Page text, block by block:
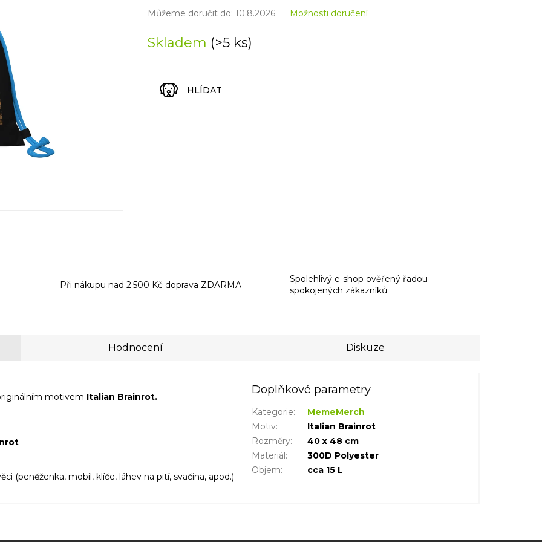
cena:
Skladem (>5 ks)
Můžeme doručit do: 10.8.2026 Možnosti doručení
HLÍDAT
Při nákupu nad 2.500 Kč doprava ZDARMA
Spolehlivý e-shop ověřený řadou
spokojených zákazníků
Hodnocení Diskuze
motivem Italian Brainrot.
(peněženka, mobil, klíče, láhev na pití, svačina, apod.)
Doplňkové parametry
Kategorie:
MemeMerch
Motiv:
Italian Brainrot
Rozměry:
40 x 48 cm
Materiál:
300D Polyester
Objem: cca 15 L